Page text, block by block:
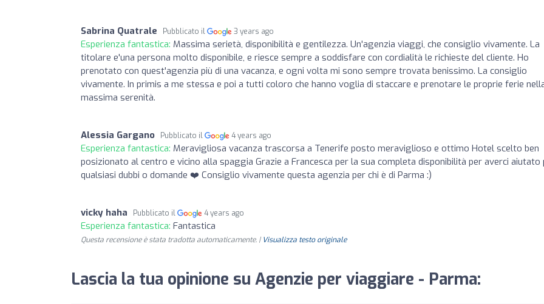
Sabrina Quatrale Pubblicato il 3 years ago
Esperienza fantastica: Massima serietà, disponibilità e gentilezza. Un'agenzia viaggi, che consiglio vivamente. La
titolare e'una persona molto disponibile, e riesce sempre a soddisfare con cordialità le richieste del cliente. Ho
prenotato con quest'agenzia più di una vacanza, e ogni volta mi sono sempre trovata benissimo. La consiglio
vivamente. In primis a me stessa e poi a tutti coloro che hanno voglia di staccare e prenotare le proprie ferie
massima serenità.
Alessia Gargano Pubblicato il 4 years ago
Esperienza fantastica: Meravigliosa vacanza trascorsa a Tenerife posto meraviglioso e ottimo Hotel scelto ben
posizionato al centro e vicino alla spaggia Grazie a Francesca per la sua completa disponibilità per averci aiutato
qualsiasi dubbi o domande ❤️ Consiglio vivamente questa agenzia per chi è di Parma :)
vicky haha Pubblicato il 4 years ago
Esperienza fantastica: Fantastica
Questa recensione è stata tradotta automaticamente. | Visualizza testo originale
Lascia la tua opinione su Agenzie per viaggiare - Parma: